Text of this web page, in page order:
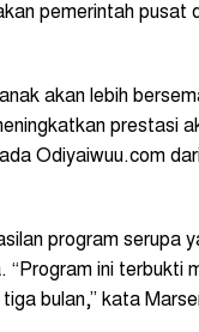
pemerintah
akan lebih
prestasi
Odiyaiwuu.com
program serupa
“Program ini
bulan,” kata